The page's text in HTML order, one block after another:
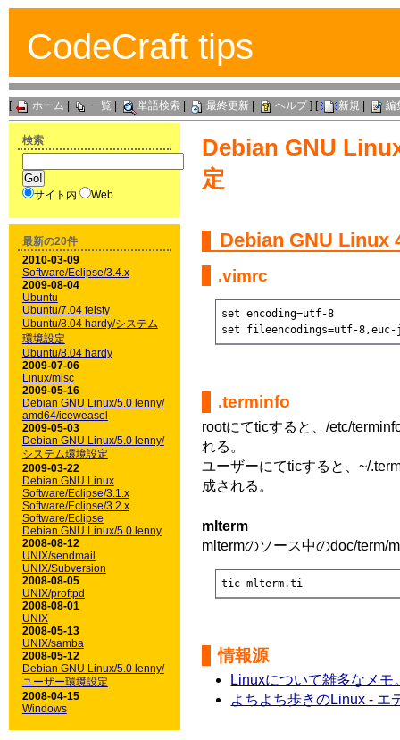
CodeCraft tips
[ ホーム 一覧 単語検索| 最終更新| ヘルプ] [ 新規 編
Debian GNU
定
Debian GNU Linux
.vimrc
set encoding=utf-8
set fileencodings=utf-
.terminfo
rootにてticすると、/etc/
れる。
ユーザーにてticすると、~/
成される。
mlterm
mltermのソース中のdoc/term/
tic mlterm.ti
情報源
Linuxについて雑多なメモ
よちよち歩きのLinux - エ
検索
サイト内 Web
最新の20件
2010-03-09
Software/Eclipse/3.4.x
2009-08-04
Ubuntu
Ubuntu/7.04 feisty
Ubuntu/8.04 hardy/システム
環境設定
Ubuntu/8.04 hardy
2009-07-06
Linux/misc
2009-05-16
Debian GNU Linux/5.0 lenny/
amd64/iceweasel
2009-05-03
Debian GNU Linux/5.0 lenny/
システム環境設定
2009-03-22
Debian GNU Linux
Software/Eclipse/3.1.x
Software/Eclipse/3.2.x
Software/Eclipse
Debian GNU Linux/5.0 lenny
2008-08-12
UNIX/sendmail
UNIX/Subversion
2008-08-05
UNIX/proftpd
2008-08-01
UNIX
2008-05-13
UNIX/samba
2008-05-12
Debian GNU Linux/5.0 lenny/
ユーザー環境設定
2008-04-15
Windows